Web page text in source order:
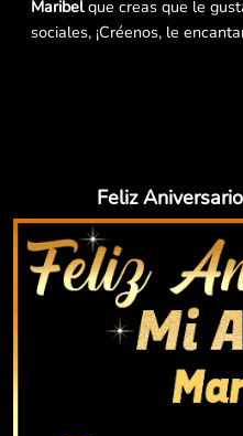
Maribelque creas que le
sociales, ¡Créenos, le
Feliz